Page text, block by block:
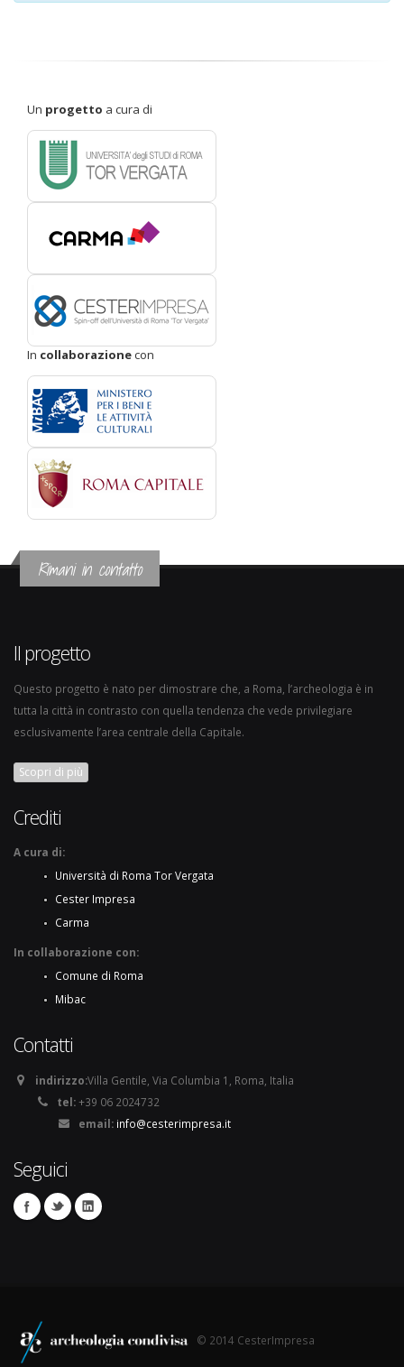
Un progetto a cura di
In collaborazionecon
Rimani in contatto
Il progetto
Questo progetto è nato per dimostrare che, a Roma, l’archeologia è in
tutta la città in contrasto con quella tendenza che vede privilegiare
esclusivamente l’area centrale della Capitale.
Scopri di più
Crediti
A cura di:
Università di Roma Tor Vergata
Cester Impresa
Carma
In collaborazione con:
Comune di Roma
Mibac
Contatti
indirizzo:Villa Gentile, Via Columbia 1, Roma, Italia
tel:+39 06 2024732
email: info@cesterimpresa.it
Seguici
© 2014 CesterImpresa